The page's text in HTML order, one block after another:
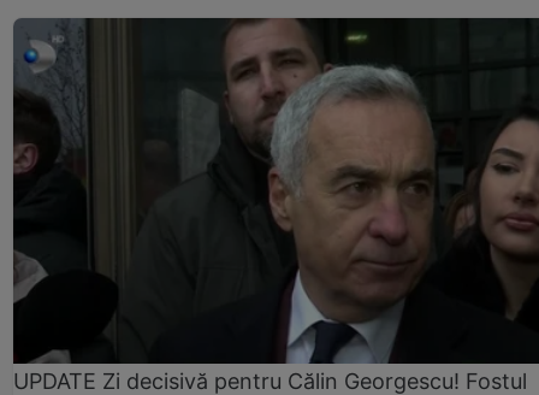
UPDATE Zi decisivă pentru Călin Georgescu! Fostul